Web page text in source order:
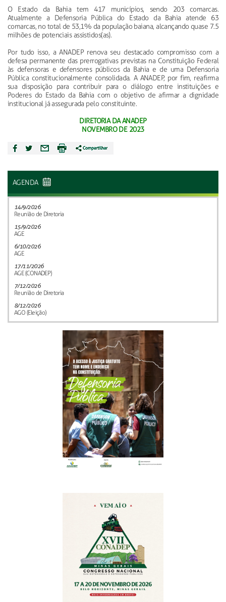
O Estado da Bahia tem 417 municípios, sendo 203 comarcas.
Atualmente a Defensoria Pública do Estado da Bahia atende 63
comarcas, no total de 53,1% da população baiana, alcançando quase 7.5
milhões de potenciais assistidos(as).
Por tudo isso, a ANADEP renova seu destacado compromisso com a
defesa permanente das prerrogativas previstas na Constituição Federal
às defensoras e defensores públicos da Bahia e de uma Defensoria
Pública constitucionalmente consolidada. A ANADEP, por fim, reafirma
sua disposição para contribuir para o diálogo entre instituições e
Poderes do Estado da Bahia com o objetivo de afirmar a dignidade
institucional já assegurada pelo constituinte.
DIRETORIA DA ANADEP
NOVEMBRO DE 2023
AGENDA
14/9/2026
Reunião de Diretoria
15/9/2026
AGE
6/10/2026
AGE
17/11/2026
AGE (CONADEP)
7/12/2026
Reunião de Diretoria
8/12/2026
AGO (Eleição)